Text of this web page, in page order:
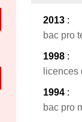
2013 :
bac pro
1998 :
licences
1994 :
bac pro